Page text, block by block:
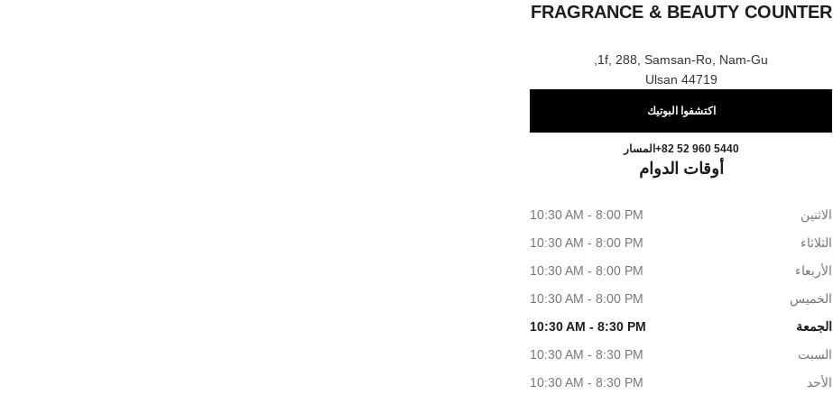
FRAGRANCE & BEAUTY COUNTER
1f, 288, Samsan-Ro, Nam-Gu,
44719 Ulsan
اكتشفوا البوتيك
اتصال
+82 52 960 5440 المسارLotte Ulsan CHANEL Fragrance & Beauty Counter
أوقات الدوام
الاثنين
10:30 AM - 8:00 PM
الثلاثاء
10:30 AM - 8:00 PM
الأربعاء
10:30 AM - 8:00 PM
الخميس
10:30 AM - 8:00 PM
الجمعة
10:30 AM - 8:30 PM
السبت
10:30 AM - 8:30 PM
الأحد
10:30 AM - 8:30 PM